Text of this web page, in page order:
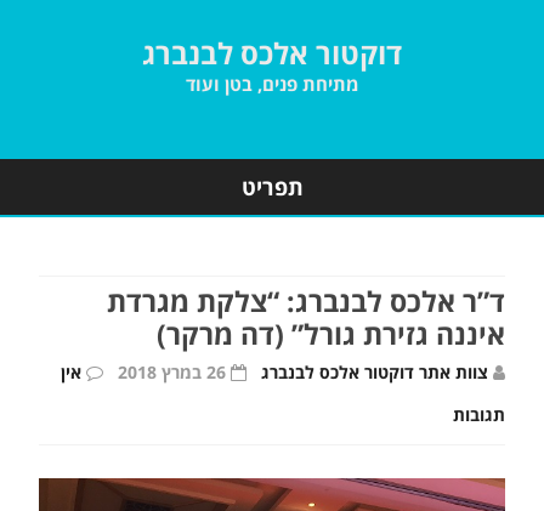
דוקטור אלכס לבנברג
מתיחת פנים, בטן ועוד
תפריט
Skip
ד”ר אלכס לבנברג: “צלקת מגרדת
איננה גזירת גורל” (דה מרקר)
צוות אתר דוקטור אלכס לבנברג 26 במרץ 2018
אין
תגובותעל
אלכס